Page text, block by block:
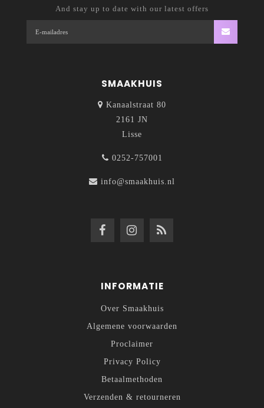
And stay up to date with our latest offers
SMAAKHUIS
Kanaalstraat 80
2161 JN
Lisse
0252-757001
info@smaakhuis.nl
INFORMATIE
Over Smaakhuis
Algemene voorwaarden
Proclaimer
Privacy Policy
Betaalmethoden
Verzenden & retourneren